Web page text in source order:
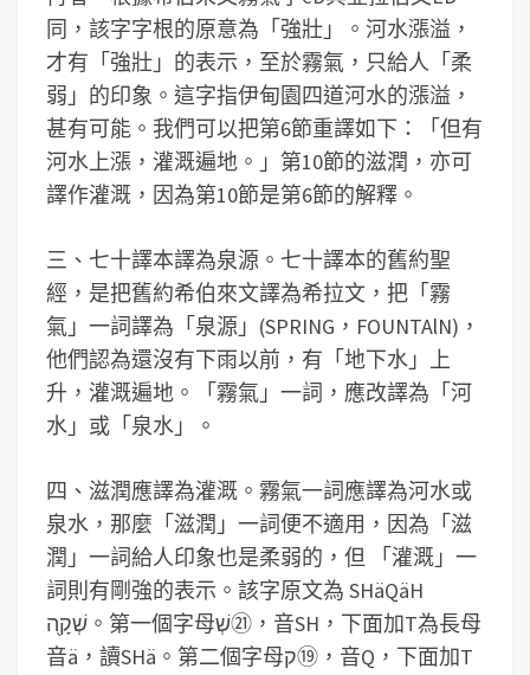
同，該字字根的原意為「強壯」。河水漲溢，
才有「強壯」的表示，至於霧氣，只給人「柔
弱」的印象。這字指伊甸園四道河水的漲溢，
甚有可能。我們可以把第6節重譯如下：「但有
河水上漲，灌溉遍地。」第10節的滋潤，亦可
譯作灌溉，因為第10節是第6節的解釋。
三、七十譯本譯為泉源。七十譯本的舊約聖
經，是把舊約希伯來文譯為希拉文，把「霧
氣」一詞譯為「泉源」(SPRING，FOUNTAlN)，
他們認為還沒有下雨以前，有「地下水」上
升，灌溉遍地。「霧氣」一詞，應改譯為「河
水」或「泉水」。
四、滋潤應譯為灌溉。霧氣一詞應譯為河水或
泉水，那麼「滋潤」一詞便不適用，因為「滋
潤」一詞給人印象也是柔弱的，但 「灌溉」一
詞則有剛強的表示。該字原文為 SHäQäH
שְׁקָ֖ה。第一個字母שְׁ㉑ ，音SH，下面加T為長母
音ä，讀SHä。第二個字母ק⑲，音Q，下面加T